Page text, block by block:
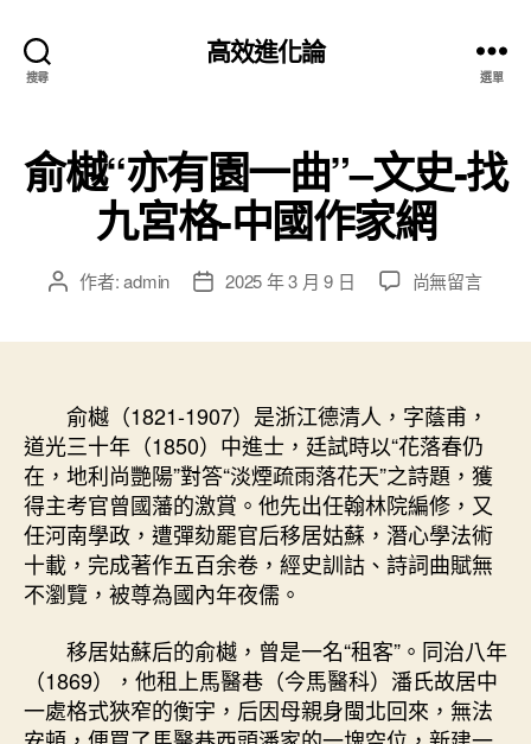
搜尋
高效進化論
選單
俞樾“亦有園一曲”–文史-找
九宮格-中國作家網
文 作者:admin
文
期
2025 年 3 月 9 日
在
園
一
曲”
–
文
史-
找
格-
中
國
作
尚無留言
俞樾（1821-1907）是浙江德清人，字蔭甫，
道光三十年（1850）中進士，廷試時以“花落春仍
在，地利尚艷陽”對答“淡煙疏雨落花天”之詩題，獲
得主考官曾國藩的激賞。他先出任翰林院編修，又
任河南學政，遭彈劾罷官后移居姑蘇，潛心學法術
十載，完成著作五百余卷，經史訓詁、詩詞曲賦無
不瀏覽，被尊為國內年夜儒。
移居姑蘇后的俞樾，曾是一名“租客”。同治八年
（1869），他租上馬醫巷（今馬醫科）潘氏故居中
一處格式狹窄的衡宇，后因母親身閩北回來，無法